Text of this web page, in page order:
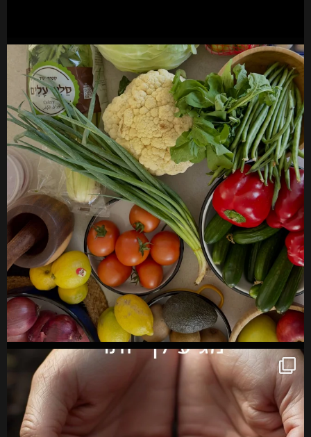
הצטרפו למעגל שלנו בוואטסאפ
קבלו רמזים מהדרך, מילים שמדויקות לרגע, וטיפות
של השראה יומיומית.